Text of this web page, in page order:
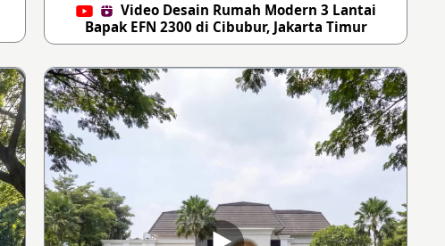
Video Desain Rumah Modern 3 Lantai
Bapak EFN 2300 di Cibubur, Jakarta Timur